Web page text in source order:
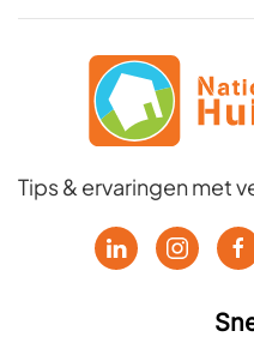
Tips & ervaringen met